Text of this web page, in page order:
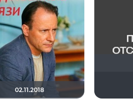
02.11.2018